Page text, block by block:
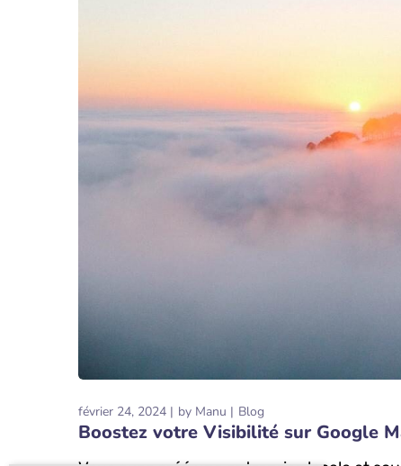
février 24, 2024 by Manu Blog
Boostez votre Visibilité sur Google